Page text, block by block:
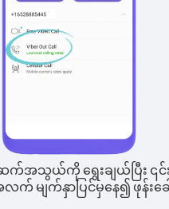
ဆက်အသွယ်ကို ရွေးချယ်ပြီး ၎
မျက်နှာပြင်မှနေ၍ ဖုန်းခေ